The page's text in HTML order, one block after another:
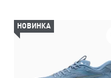
НОВИНКА